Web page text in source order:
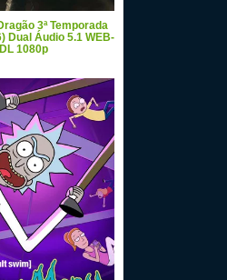
3ª Temporada
Dual Áudio 5.1 WEB-
DL 1080p